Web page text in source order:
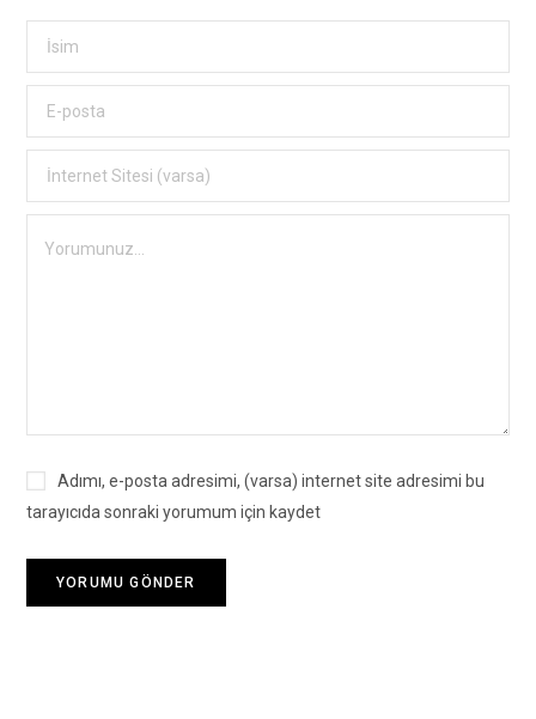
Adımı, e-posta adresimi, (varsa) internet site adresimi bu
tarayıcıda sonraki yorumum için kaydet